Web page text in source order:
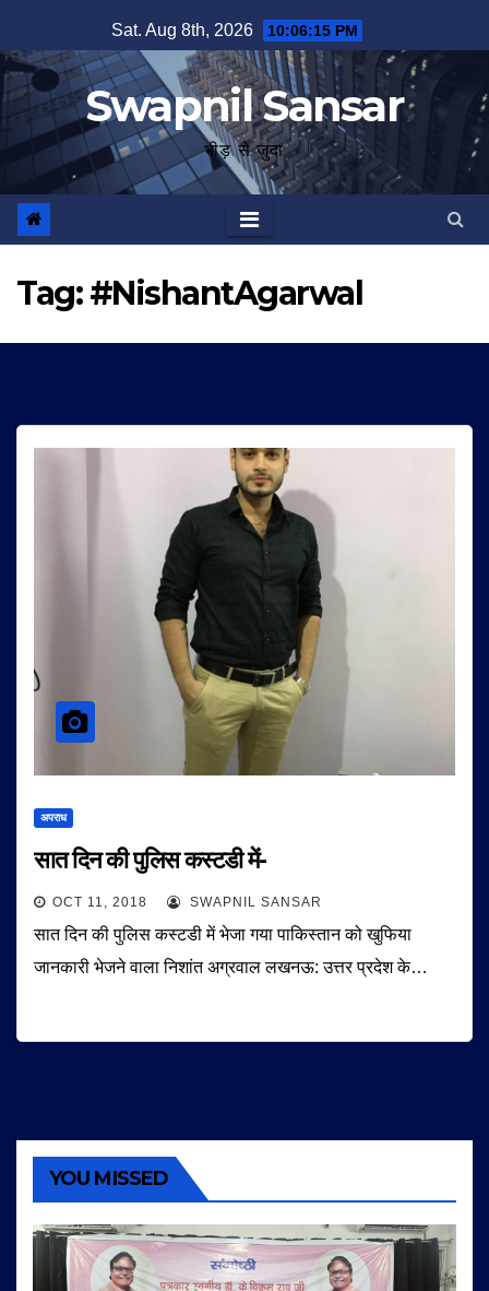
to
content
Sat. Aug 8th, 2026 10:06:15 PM
Swapnil Sansar
भीड़ से जुदा
Tag:#NishantAgarwal
अपराध
सात दिन की पुलिस कस्टडी में-
OCT 11, 2018 SWAPNIL SANSAR
सात दिन की पुलिस कस्टडी में भेजा गया पाकिस्तान को खुफिया
जानकारी भेजने वाला निशांत अग्रवाल लखनऊ: उत्तर प्रदेश के…
YOU MISSED